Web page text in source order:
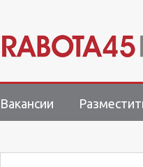
Вакансии